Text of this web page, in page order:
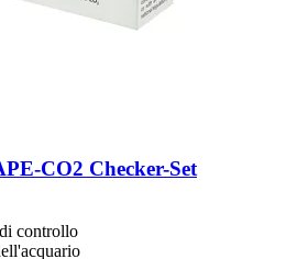
​CO2 Checker-​Set
controllo